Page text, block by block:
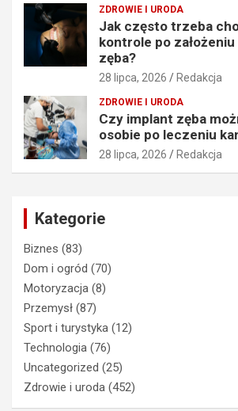
ZDROWIE I URODA
Jak często trzeba
kontrole po
zęba?
28 lipca, 2026 Redakcja
ZDROWIE I URODA
Czy implant zęba
osobie po leczeniu
28 lipca, 2026 Redakcja
Kategorie
Biznes (83)
Dom i ogród (70)
Motoryzacja (8)
Przemysł (87)
Sport i turystyka (12)
Technologia (76)
Uncategorized (25)
Zdrowie i uroda (452)